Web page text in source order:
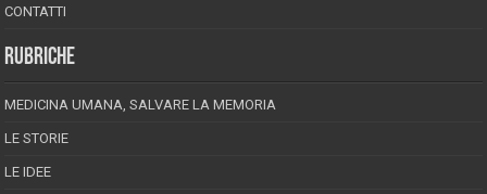
CONTATTI
RUBRICHE
MEDICINA UMANA, SALVARE LA MEMORIA
LE STORIE
LE IDEE